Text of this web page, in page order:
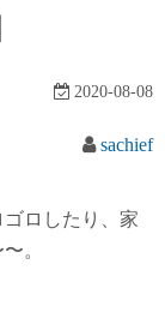
2020-08-08
sachief
ロしたり、家
。